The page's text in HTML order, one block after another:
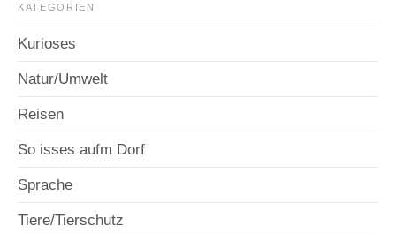
KATEGORIEN
Kurioses
Natur/Umwelt
Reisen
So isses aufm Dorf
Sprache
Tiere/Tierschutz